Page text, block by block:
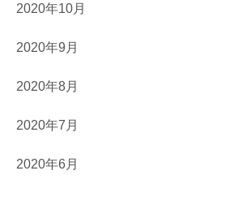
2020年10月
2020年9月
2020年8月
2020年7月
2020年6月